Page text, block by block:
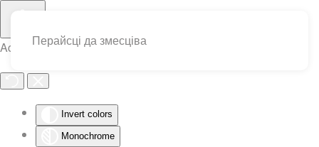
Accessibility Tools
Invert colors
Monochrome
Перайсці да змесціва